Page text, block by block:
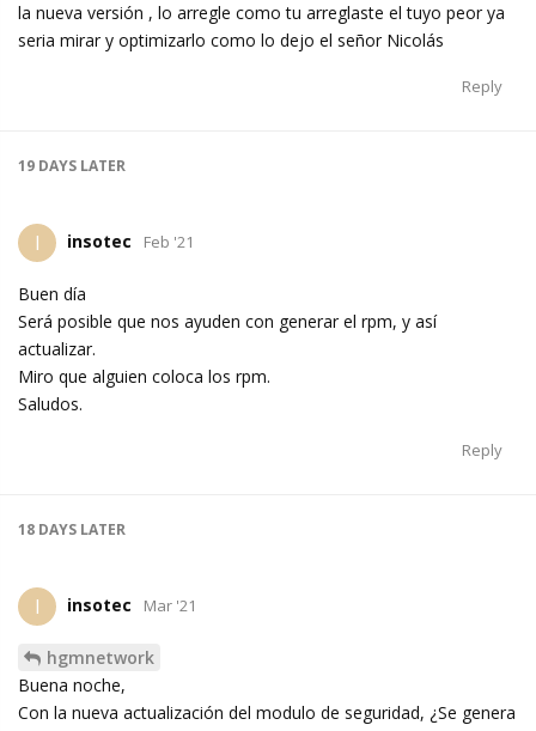
la nueva versión , lo arregle como tu arreglaste el tuyo peor ya
seria mirar y optimizarlo como lo dejo el señor Nicolás
Reply
19 DAYS LATER
I insotec Feb '21
Buen día
Será posible que nos ayuden con generar el rpm, y así
actualizar.
Miro que alguien coloca los rpm.
Saludos.
Reply
18 DAYS LATER
I insotec Mar '21
hgmnetwork
Buena noche,
Con la nueva actualización del modulo de seguridad, ¿Se genera